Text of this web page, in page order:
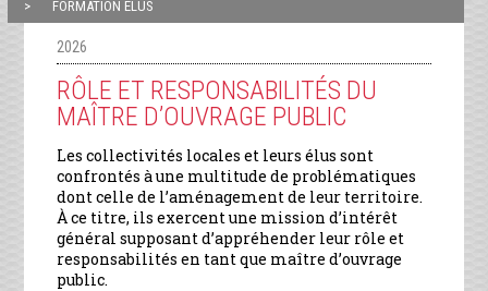
FORMATION ÉLUS
2026
RÔLE ET RESPONSABILITÉS DU
MAÎTRE D’OUVRAGE PUBLIC
Les collectivités locales et leurs élus sont
confrontés à une multitude de problématiques
dont celle de l’aménagement de leur territoire.
À ce titre, ils exercent une mission d’intérêt
général supposant d’appréhender leur rôle et
responsabilités en tant que maître d’ouvrage
public.